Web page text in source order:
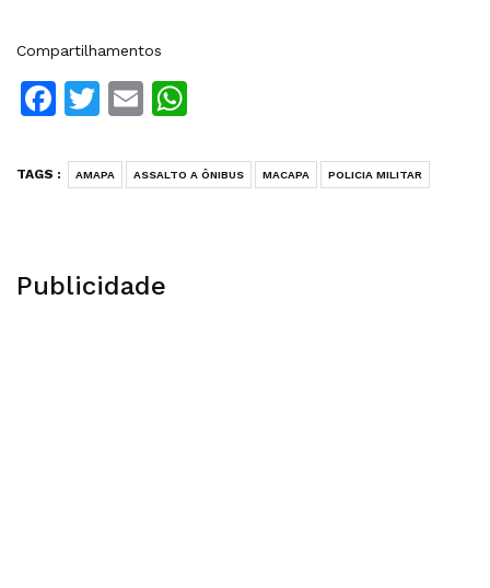
Compartilhamentos
Facebook
Twitter
Email
TAGS : AMAPA ASSALTO A ÔNIBUS MACAPA POLICIA MILITAR
Publicidade